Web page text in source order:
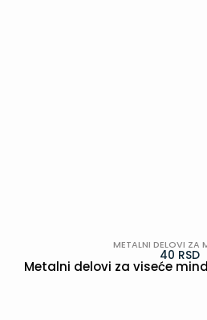
METALNI DELOVI ZA
40 RSD
Metalni delovi za viseće